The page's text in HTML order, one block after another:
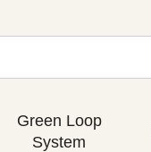
Green Loop
System